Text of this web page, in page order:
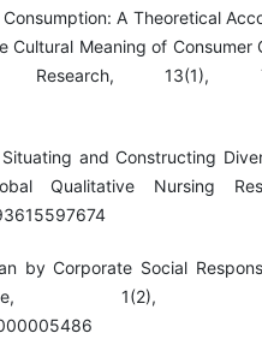
A Theoretical
Meaning of Consumer
13(1),
and Constructing
Qualitative Nursing
by Corporate Social
1(2),